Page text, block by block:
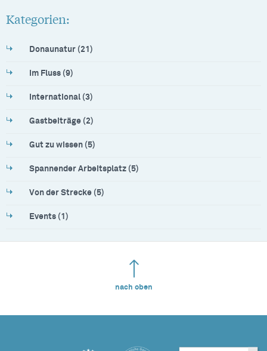
Kategorien:
Donaunatur (21)
Im Fluss (9)
International (3)
Gastbeiträge (2)
Gut zu wissen (5)
Spannender Arbeitsplatz (5)
Von der Strecke (5)
Events (1)
nach oben